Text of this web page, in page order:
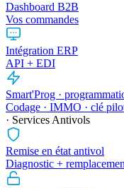
Dashboard B2B
Vos commandes
Intégration ERP
API + EDI
Smart'Prog ·
Codage · IMMO · clé
· Services Antivols
Remise en état antivol
Diagnostic +